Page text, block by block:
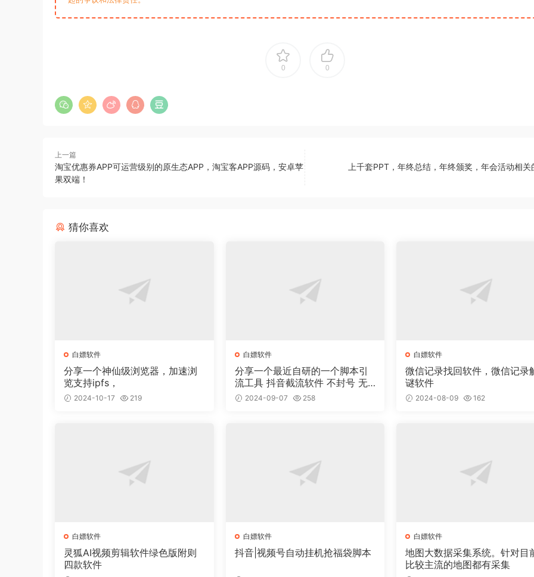
0 0
上一篇
淘宝优惠券APP可运营级别的原生态APP，淘宝客APP源码，安卓苹
果双端！
上千套PPT，年终总结，年终颁奖，年会活动相关
猜你喜欢
白嫖软件
分享一个神仙级浏览器，加速浏
览支持ipfs，
2024-10-17 219
白嫖软件
分享一个最近自研的一个脚本引
流工具 抖音截流软件 不封号 无
痕 2024-09-07 258
白嫖软件
微信记录找回软件，微信记录
谜软件
2024-08-09 162
白嫖软件
灵狐AI视频剪辑软件绿色版附则
四款软件
白嫖软件
抖音|视频号自动挂机抢福袋脚本
白嫖软件
地图大数据采集系统。针对目
比较主流的地图都有采集